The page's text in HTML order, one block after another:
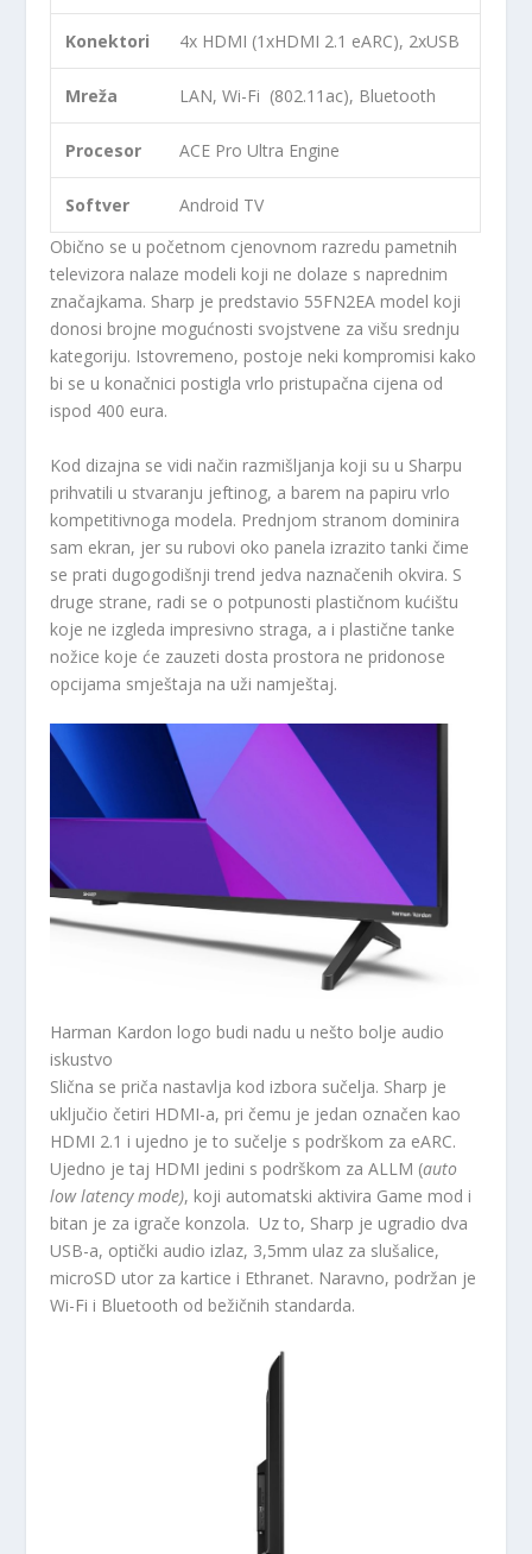
Konektori 4x HDMI (1xHDMI 2.1 eARC), 2xUSB
Mreža LAN, Wi-Fi (802.11ac), Bluetooth
Procesor ACE Pro Ultra Engine
Softver
Android TV
Obično se u početnom cjenovnom razredu pametnih
televizora nalaze modeli koji ne dolaze s naprednim
značajkama. Sharp je predstavio 55FN2EA model koji
donosi brojne mogućnosti svojstvene za višu srednju
kategoriju. Istovremeno, postoje neki kompromisi kako
bi se u konačnici postigla vrlo pristupačna cijena od
ispod 400 eura.
Kod dizajna se vidi način razmišljanja koji su u Sharpu
prihvatili u stvaranju jeftinog, a barem na papiru vrlo
kompetitivnoga modela. Prednjom stranom dominira
sam ekran, jer su rubovi oko panela izrazito tanki čime
se prati dugogodišnji trend jedva naznačenih okvira. S
druge strane, radi se o potpunosti plastičnom kućištu
koje ne izgleda impresivno straga, a i plastične tanke
nožice koje će zauzeti dosta prostora ne pridonose
opcijama smještaja na uži namještaj.
Harman Kardon logo budi nadu u nešto bolje audio
iskustvo
Slična se priča nastavlja kod izbora sučelja. Sharp je
uključio četiri HDMI-a, pri čemu je jedan označen kao
HDMI 2.1 i ujedno je to sučelje s podrškom za eARC.
Ujedno je taj HDMI jedini s podrškom za ALLM (auto
low latency mode), koji automatski aktivira Game mod i
bitan je za igrače konzola. Uz to, Sharp je ugradio dva
USB-a, optički audio izlaz, 3,5mm ulaz za slušalice,
microSD utor za kartice i Ethranet. Naravno, podržan je
Wi-Fi i Bluetooth od bežičnih standarda.